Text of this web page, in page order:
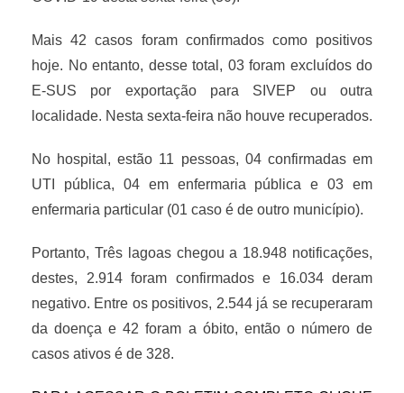
Mais 42 casos foram confirmados como positivos
hoje. No entanto, desse total, 03 foram excluídos do
E-SUS por exportação para SIVEP ou outra
localidade. Nesta sexta-feira não houve recuperados.
No hospital, estão 11 pessoas, 04 confirmadas em
UTI pública, 04 em enfermaria pública e 03 em
enfermaria particular (01 caso é de outro município).
Portanto, Três lagoas chegou a 18.948 notificações,
destes, 2.914 foram confirmados e 16.034 deram
negativo. Entre os positivos, 2.544 já se recuperaram
da doença e 42 foram a óbito, então o número de
casos ativos é de 328.